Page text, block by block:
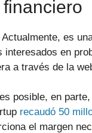
es
interesados en
a través de la
posible, en
recaudó 50
el margen